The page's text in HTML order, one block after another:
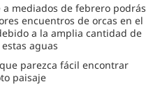
mediados de febrero podrás
encuentros de orcas en el
a la amplia cantidad de
aguas
parezca fácil encontrar
paisaje